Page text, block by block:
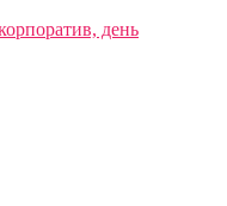
день